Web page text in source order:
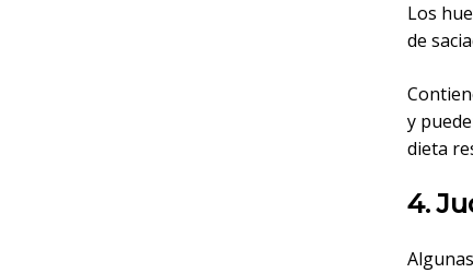
Los
de
y
dieta
4.